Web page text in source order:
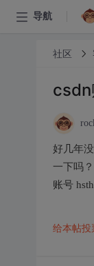
导航
社区
csdn
好几年
一下吗？
账号
给本帖投